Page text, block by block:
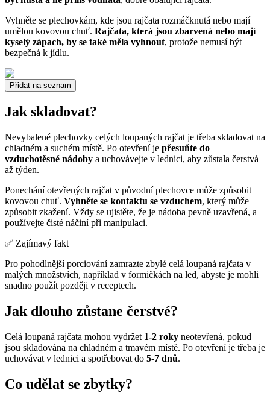
Vyhněte se plechovkám, kde jsou rajčata rozmáčknutá nebo mají
umělou kovovou chuť. Rajčata, která jsou zbarvená nebo mají
kyselý zápach, by se také měla vyhnout, protože nemusí být
bezpečná k jídlu.
Přidat na seznam
Jak skladovat?
Nevybalené plechovky celých loupaných rajčat je třeba skladovat na
chladném a suchém místě. Po otevření je přesuňte do
vzduchotěsné nádoby a uchovávejte v lednici, aby zůstala čerstvá
až týden.
Ponechání otevřených rajčat v původní plechovce může způsobit
kovovou chuť. Vyhněte se kontaktu se vzduchem, který může
způsobit zkažení. Vždy se ujistěte, že je nádoba pevně uzavřená, a
používejte čisté náčiní při manipulaci.
✅ Zajímavý fakt
Pro pohodlnější porciování zamrazte zbylé celá loupaná rajčata v
malých množstvích, například v formičkách na led, abyste je mohli
snadno použít později v receptech.
Jak dlouho zůstane čerstvé?
Celá loupaná rajčata mohou vydržet 1-2 roky neotevřená, pokud
jsou skladována na chladném a tmavém místě. Po otevření je třeba je
uchovávat v lednici a spotřebovat do 5-7 dnů.
Co udělat se zbytky?